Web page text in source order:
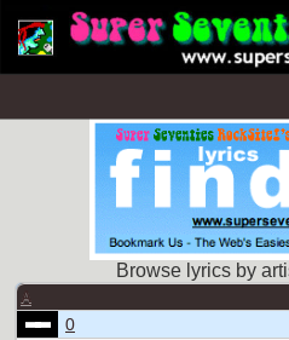
Browse lyrics by
A
0